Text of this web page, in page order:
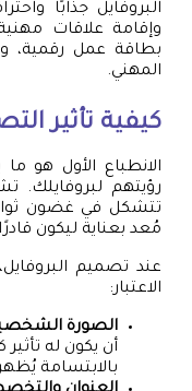
البروفايل جذابًا
وإقامة علاقات
بطاقة عمل رقمية،
المهني.
كيفية تأثير
الانطباع الأول هو
رؤيتهم لبروفايلك.
تتشكل في غضون ثوانٍ
مُعد بعناية ليكون
عند تصميم
الاعتبار:
الصورة
أن يكون له
بالابتسامة